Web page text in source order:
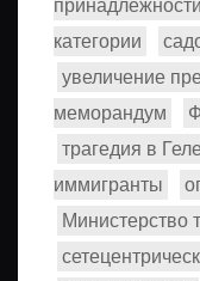
принадлежности
категории
увеличение
меморандум
трагедия в
иммигранты
Министерство